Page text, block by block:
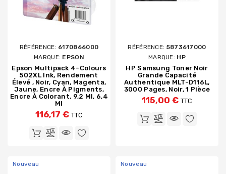
RÉFÉRENCE: 6170866000
MARQUE: EPSON
Epson Multipack 4-Colours
502XL Ink, Rendement
Élevé , Noir, Cyan, Magenta,
Jaune, Encre À Pigments,
Encre À Colorant, 9,2 Ml, 6,4
Ml
116,17 € TTC
RÉFÉRENCE: 5873617000
MARQUE: HP
HP Samsung Toner Noir
Grande Capacité
Authentique MLT-D116L,
3000 Pages, Noir, 1 Pièce
115,00 € TTC
Nouveau Nouveau